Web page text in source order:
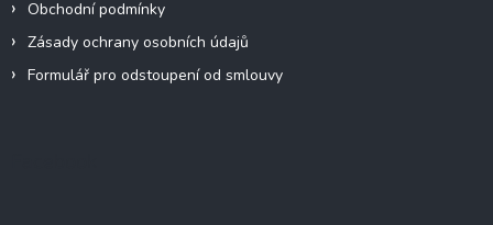
Obchodní podmínky
Zásady ochrany osobních údajů
Formulář pro odstoupení od smlouvy